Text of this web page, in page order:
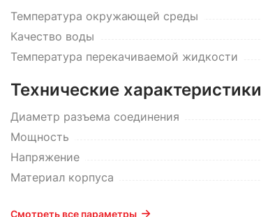
Температура окружающей среды
Качество воды
Температура перекачиваемой жидкости
Технические характеристики
Диаметр разъема соединения
Мощность
Напряжение
Материал корпуса
Смотреть все параметры